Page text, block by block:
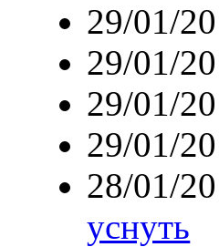
29/01/
29/01/
29/01/
29/01/
28/01/
уснуть